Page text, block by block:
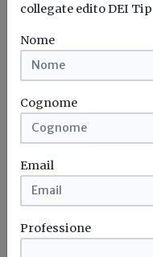
Formazione
dicembre
Il CNI ricorda che dal 19
collegate edito DEI
Nome
Cognome
Email
Professione